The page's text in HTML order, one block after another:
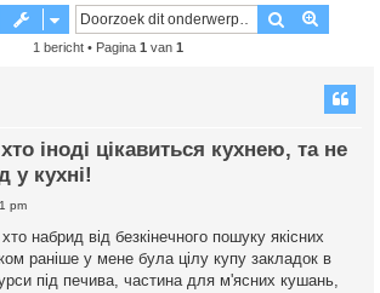
Zoek
1 bericht • Pagina 1 van 1
іноді цікавиться кухнею, та не
у кухні!
pm
набрид від безкінечного пошуку якісних
раніше у мене була цілу купу закладок в
під печива, частина для м'ясних кушань,